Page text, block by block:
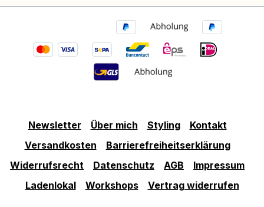
Newsletter Über mich Styling
Kontakt
Versandkosten
Barrierefreiheitserklärung
Widerrufsrecht
Datenschutz AGB
Impressum
Ladenlokal
Workshops Vertrag widerrufen